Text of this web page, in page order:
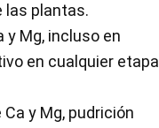
las plantas.
y Mg, incluso en
en cualquier etapa
y Mg, pudrición